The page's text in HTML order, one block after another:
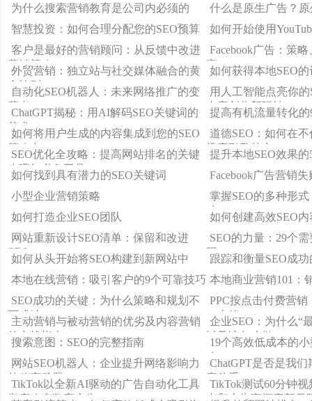
为什么搜索营销教育是公司内必须的
什么是原生广告？
智慧投资：如何合理分配您的SEO预算
如何开始使用
客户是最好的营销顾问：从反馈中改进
营销策略
Facebook广告：策
率
外贸营销：独立站与社交媒体融合的黄
金法则！
如何获得本地SEO
自动化SEO机器人：未来网络推广的变
革者
用人工智能点亮你的
内容创作新玩法！
ChatGPT揭秘：用AI解码SEO关键词的
艺术
提高有机流量转化
如何将用户生成的内容集成到您的SEO
策略中
道德SEO：如何在
搜索引擎的心？
SEO优化全攻略：提高网站排名的关键
步骤与必备工具！
提升本地SEO效果
如何找到具有潜力的SEO关键词
Facebook广告营销
小型企业营销策略
掌握SEO的多种形
功
如何打造企业SEO团队
如何创建高效SEO
网站重新设计SEO清单：保留和改进
SEO
SEO的力量：29个
因！
如何从头开始将SEO构建到新网站中
跟踪和衡量SEO成功
本地在线营销：吸引客户的9个可靠技巧 本地商业营销101：
SEO成功的关键：为什么策略和规划不
可或缺？
PPC按点击付费营
（上篇）
主动营销与被动营销的优劣及内容营销
的实战指南
企业SEO：为什么“
以及该怎么做
搜索意图：SEO的完整指南
19个高效低成本的
略
网站SEO机器人：企业提升网络影响力
的秘密武器
ChatGPT是否是我
索杀手？
TikTok以全新AI驱动的广告自动化工具
彻底改变数字广告
TikTok测试60分钟
者和广告商探索新天